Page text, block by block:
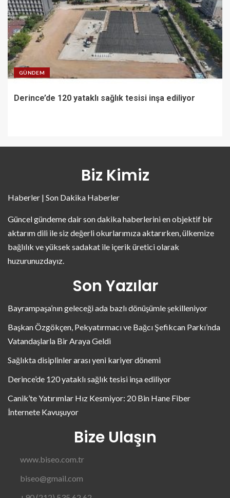
GÜNDEM
Derince’de 120 yataklı sağlık tesisi inşa ediliyor
Biz Kimiz
Haberler | Son Dakika Haberler
Güncel gündeme dair son dakika haberlerini en objektif bir
aktarım dili ile siz değerli okurlarımıza aktarırken, ülkemize
bağlılık ve yüksek sadakat ile içerik üretici olarak
huzurunuzdayız.
Son Yazılar
Bayrampaşa’nın geleceği ada bazlı dönüşümle şekilleniyor
Başkan Özgökçen, Pekyatırmacı ve Bağcı Şefikcan Parkı’nda
Vatandaşlarla Bir Araya Geldi
Sağlıkta disiplinler arası yeni kariyer dönemi
Derince’de 120 yataklı sağlık tesisi inşa ediliyor
Canik’te Yatırımlar Hız Kesmiyor: 20 Bin Hane Fiber
İnternete Kavuşuyor
Bize Ulaşın
www.biseo.com.tr
biseo@gmail.com